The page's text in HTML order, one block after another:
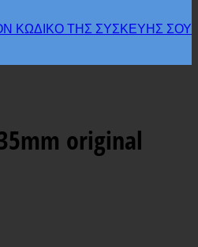
ΚΩΔΙΚΟ ΤΗΣ ΣΥΣΚΕΥΗΣ ΣΟΥ
original